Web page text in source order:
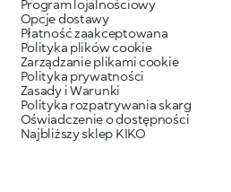
Program lojalnościowy
Opcje dostawy
Płatność zaakceptowana
Polityka plików cookie
Zarządzanie plikami cookie
Polityka prywatności
Zasady i Warunki
Polityka rozpatrywania skarg
Oświadczenie o dostępności
Najbliższy sklep KIKO